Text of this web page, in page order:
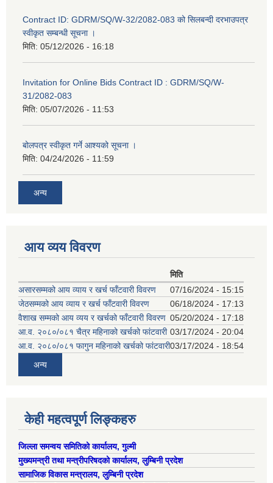
Contract ID: GDRM/SQ/W-32/2082-083 को सिलबन्दी दरभाउपत्र
स्वीकृत सम्बन्धी सूचना ।
मिति: 05/12/2026 - 16:18
Invitation for Online Bids Contract ID : GDRM/SQ/W-
31/2082-083
मिति: 05/07/2026 - 11:53
बोलपत्र स्वीकृत गर्ने आश्यको सूचना ।
मिति: 04/24/2026 - 11:59
अन्य
आय व्यय विवरण
मिति
असारसम्मको आय व्याय र खर्च फाँटवारी विवरण
07/16/2024 - 15:15
जेठसम्मको आय व्याय र खर्च फाँटवारी विवरण
06/18/2024 - 17:13
वैशाख सम्मको आय व्यय र खर्चको फाँटवारी विवरण 05/20/2024 - 17:18
आ.व. २०८०/०८१ चैत्र महिनाको खर्चको फांटवारी 03/17/2024 - 20:04
आ.व. २०८०/०८१ फागुन महिनाको खर्चको फांटवारी03/17/2024 - 18:54
अन्य
केही महत्वपूर्ण लिङ्कहरु
जिल्ला समन्वय समितिको कार्यालय, गुल्मी
मुख्यमन्त्री तथा मन्त्रीपरिषदको कार्यालय, लुम्बिनी प्रदेश
सामाजिक विकास मन्त्रालय, लुम्बिनी प्रदेश